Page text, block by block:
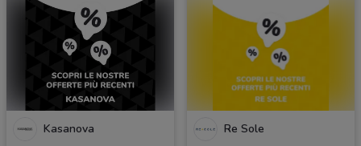
Kasanova Re Sole